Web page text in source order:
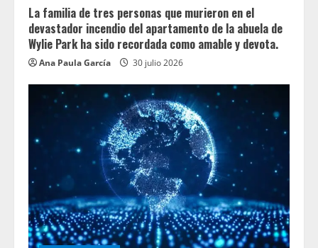
La familia de tres personas que murieron en el
devastador incendio del apartamento de la abuela de
Wylie Park ha sido recordada como amable y devota.
Ana Paula García 30 julio 2026